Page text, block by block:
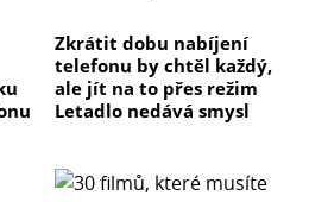
Zkrátit dobu nabíjení
telefonu by chtěl každý,
ale jít na to přes režim
Letadlo nedává smysl